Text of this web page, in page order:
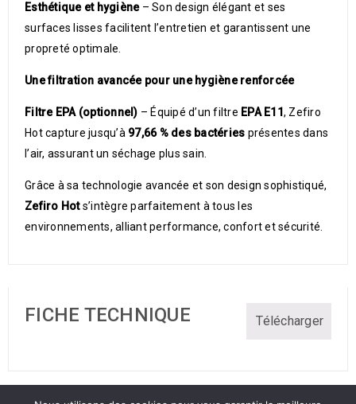
Esthétique et hygiène– Son design élégant et ses
surfaces lisses facilitent l’entretien et garantissent une
propreté optimale.
Une filtration avancée pour une hygiène renforcée
Filtre EPA (optionnel) – Équipé d’un filtre EPA E11 , Zefiro
Hot capture jusqu’à 97,66 % des bactéries présentes dans
l’air, assurant un séchage plus sain.
Grâce à sa technologie avancée et son design sophistiqué,
Zefiro Hots’intègre parfaitement à tous les
environnements, alliant performance, confort et sécurité.
FICHE TECHNIQUE Télécharger